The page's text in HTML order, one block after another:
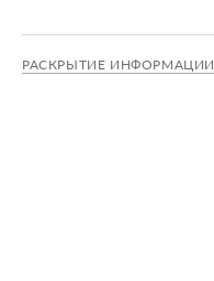
РАСКРЫТИЕ ИНФОРМАЦИИ